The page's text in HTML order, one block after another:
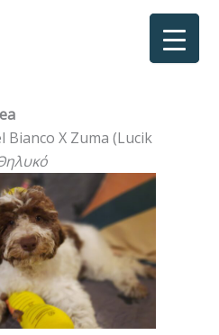
Bianco X Zuma (Lucik